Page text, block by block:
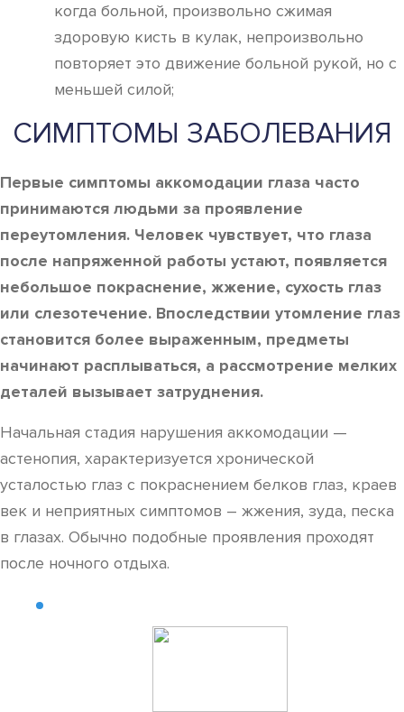
когда больной, произвольно сжимая
здоровую кисть в кулак, непроизвольно
повторяет это движение больной рукой, но с
меньшей силой;
СИМПТОМЫ ЗАБОЛЕВАНИЯ
Первые симптомы аккомодации глаза часто
принимаются людьми за проявление
переутомления. Человек чувствует, что глаза
после напряженной работы устают, появляется
небольшое покраснение, жжение, сухость глаз
или слезотечение. Впоследствии утомление глаз
становится более выраженным, предметы
начинают расплываться, а рассмотрение мелких
деталей вызывает затруднения.
Начальная стадия нарушения аккомодации —
астенопия, характеризуется хронической
усталостью глаз с покраснением белков глаз, краев
век и неприятных симптомов – жжения, зуда, песка
в глазах. Обычно подобные проявления проходят
после ночного отдыха.